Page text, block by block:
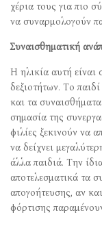
χέρια τους για πιο
να συναρμολογούν
Συναισθηματική
Η ηλικία αυτή είναι
δεξιοτήτων. Το
και τα
σημασία της
φιλίες ξεκινούν να
να δείχνει
άλλα παιδιά. Την
αποτελεσματικά τα
απογοήτευσης, αν
φόρτισης